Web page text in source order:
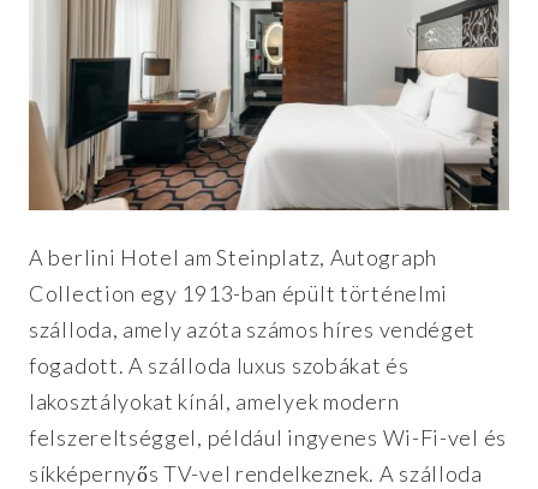
A berlini Hotel am Steinplatz, Autograph
Collection egy 1913-ban épült történelmi
szálloda, amely azóta számos híres vendéget
fogadott. A szálloda luxus szobákat és
lakosztályokat kínál, amelyek modern
felszereltséggel, például ingyenes Wi-Fi-vel és
síkképernyős TV-vel rendelkeznek. A szálloda